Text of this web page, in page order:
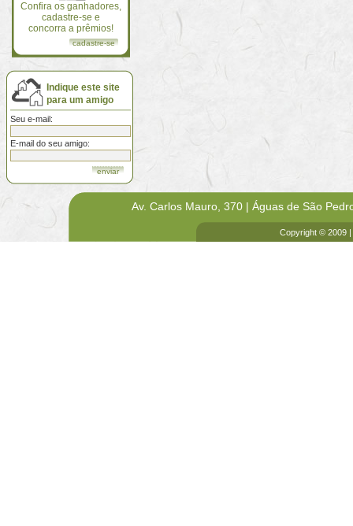
Confira os ganhadores,
cadastre-se e
concorra a prêmios!
cadastre-se
Indique este site
para um amigo
Seu e-mail:
E-mail do seu amigo:
Av. Carlos Mauro, 370 | Águas de São
Copyright © 2009